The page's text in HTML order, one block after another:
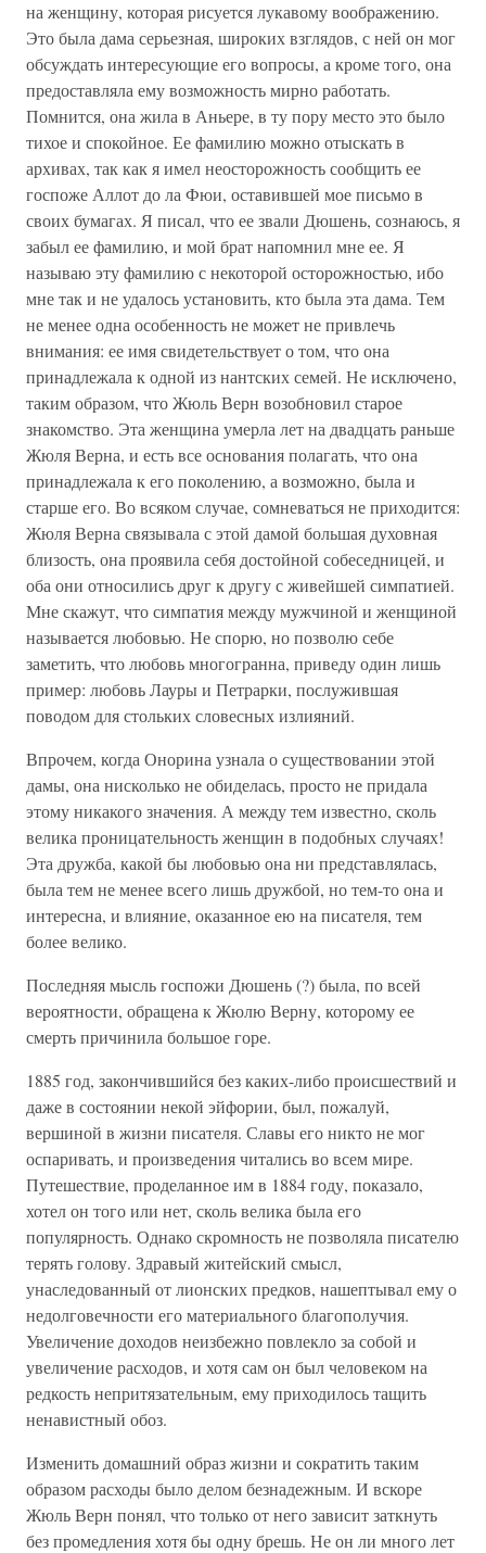
на женщину, которая рисуется лукавому воображению.
Это была дама серьезная, широких взглядов, с ней он мог
обсуждать интересующие его вопросы, а кроме того, она
предоставляла ему возможность мирно работать.
Помнится, она жила в Аньере, в ту пору место это было
тихое и спокойное. Ее фамилию можно отыскать в
архивах, так как я имел неосторожность сообщить ее
госпоже Аллот до ла Фюи, оставившей мое письмо в
своих бумагах. Я писал, что ее звали Дюшень, сознаюсь, я
забыл ее фамилию, и мой брат напомнил мне ее. Я
называю эту фамилию с некоторой осторожностью, ибо
мне так и не удалось установить, кто была эта дама. Тем
не менее одна особенность не может не привлечь
внимания: ее имя свидетельствует о том, что она
принадлежала к одной из нантских семей. Не исключено,
таким образом, что Жюль Верн возобновил старое
знакомство. Эта женщина умерла лет на двадцать раньше
Жюля Верна, и есть все основания полагать, что она
принадлежала к его поколению, а возможно, была и
старше его. Во всяком случае, сомневаться не приходится:
Жюля Верна связывала с этой дамой большая духовная
близость, она проявила себя достойной собеседницей, и
оба они относились друг к другу с живейшей симпатией.
Мне скажут, что симпатия между мужчиной и женщиной
называется любовью. Не спорю, но позволю себе
заметить, что любовь многогранна, приведу один лишь
пример: любовь Лауры и Петрарки, послужившая
поводом для стольких словесных излияний.
Впрочем, когда Онорина узнала о существовании этой
дамы, она нисколько не обиделась, просто не придала
этому никакого значения. А между тем известно, сколь
велика проницательность женщин в подобных случаях!
Эта дружба, какой бы любовью она ни представлялась,
была тем не менее всего лишь дружбой, но тем-то она и
интересна, и влияние, оказанное ею на писателя, тем
более велико.
Последняя мысль госпожи Дюшень (?) была, по всей
вероятности, обращена к Жюлю Верну, которому ее
смерть причинила большое горе.
1885 год, закончившийся без каких-либо происшествий и
даже в состоянии некой эйфории, был, пожалуй,
вершиной в жизни писателя. Славы его никто не мог
оспаривать, и произведения читались во всем мире.
Путешествие, проделанное им в 1884 году, показало,
хотел он того или нет, сколь велика была его
популярность. Однако скромность не позволяла писателю
терять голову. Здравый житейский смысл,
унаследованный от лионских предков, нашептывал ему о
недолговечности его материального благополучия.
Увеличение доходов неизбежно повлекло за собой и
увеличение расходов, и хотя сам он был человеком на
редкость непритязательным, ему приходилось тащить
ненавистный обоз.
Изменить домашний образ жизни и сократить таким
образом расходы было делом безнадежным. И вскоре
Жюль Верн понял, что только от него зависит заткнуть
без промедления хотя бы одну брешь. Не он ли много лет